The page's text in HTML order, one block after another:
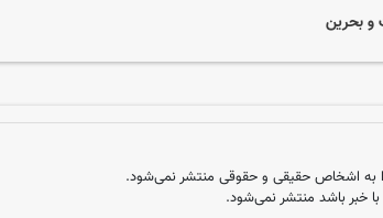
و بحرین
به اشخاص حقیقی و حقوقی منتشر نمی‌شود.
با خبر باشد منتشر نمی‌شود.